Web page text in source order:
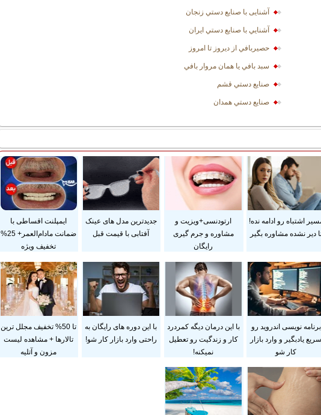
آشنایی با صنايع دستي زنجان
آشنايي با صنايع دستي ايران
حصيربافي از ديروز تا امروز
سبد بافي يا همان مروار بافي
صنايع دستي قشم
صنايع دستي همدان
اشتباه رو ادامه نده!
دیر نشده مشاوره بگیر
ارتودنسی+ویزیت و
مشاوره و جرم گیری
رایگان
جدیدترین مدل های عینک
آفتابی با قیمت قبل
ایمپلنت اقساطی با
ضمانت مادام‌العمر+ 25%
تخفیف ویژه
برنامه نویسی اندروید رو
سریع یادبگیر و وارد بازار
کار شو
با این درمان دیگه کمردرد
کار و زندگیت رو تعطیل
نمیکنه!
با این دوره های رایگان به
راحتی وارد بازار کار شو!
تا 50% تخفیف مجلل ترین
تالارها + مشاهده لیست
مزون و آتلیه